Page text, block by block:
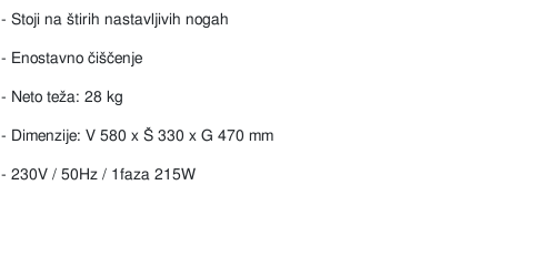
- Stoji na štirih nastavljivih nogah
- Enostavno čiščenje
- Neto teža: 28 kg
- Dimenzije: V 580 x Š 330 x G 470 mm
- 230V / 50Hz / 1faza 215W